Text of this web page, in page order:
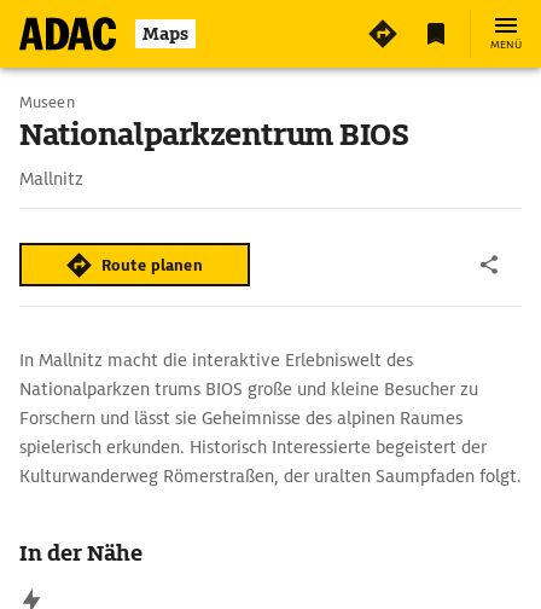
Maps MENÜ
Museen
Nationalparkzentrum BIOS
Mallnitz
Route planen
In Mallnitz macht die interaktive Erlebniswelt des
Nationalparkzen trums BIOS große und kleine Besucher zu
Forschern und lässt sie Geheimnisse des alpinen Raumes
spielerisch erkunden. Historisch Interessierte begeistert der
Kulturwanderweg Römerstraßen, der uralten Saumpfaden folgt.
ins Salzburger Land, sind bis heute mächtige Straßendämme
aus Trockenmauerwerk und Quertrassen erhalten, die selbst die
In der Nähe